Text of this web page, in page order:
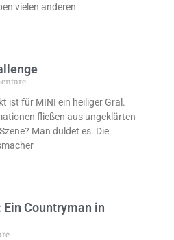
vielen anderen
ist für MINI ein heiliger Gral.
fließen aus ungeklärten
Man duldet es. Die
Countryman in